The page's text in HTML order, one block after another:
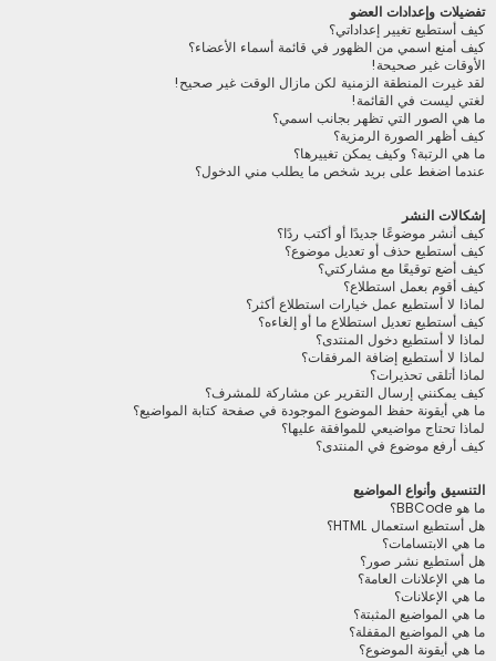
تفضيلات وإعدادات العضو
كيف أستطيع تغيير إعداداتي؟
كيف أمنع اسمي من الظهور في قائمة أسماء الأعضاء؟
الأوقات غير صحيحة!
لقد غيرت المنطقة الزمنية لكن مازال الوقت غير صحيح!
لغتي ليست في القائمة!
ما هي الصور التي تظهر بجانب اسمي؟
كيف أظهر الصورة الرمزية؟
ما هي الرتبة؟ وكيف يمكن تغييرها؟
عندما اضغط على بريد شخص ما يطلب مني الدخول؟
إشكالات النشر
كيف أنشر موضوعًا جديدًا أو أكتب ردًا؟
كيف أستطيع حذف أو تعديل موضوع؟
كيف أضع توقيعًا مع مشاركتي؟
كيف أقوم بعمل استطلاع؟
لماذا لا أستطيع عمل خيارات استطلاع أكثر؟
كيف أستطيع تعديل استطلاع ما أو إلغاءه؟
لماذا لا أستطيع دخول المنتدى؟
لماذا لا أستطيع إضافة المرفقات؟
لماذا أتلقى تحذيرات؟
كيف يمكنني إرسال التقرير عن مشاركة للمشرف؟
ما هي أيقونة حفظ الموضوع الموجودة في صفحة كتابة المواضيع؟
لماذا تحتاج مواضيعي للموافقة عليها؟
كيف أرفع موضوع في المنتدى؟
التنسيق وأنواع المواضيع
ما هو BBCode؟
هل أستطيع استعمال HTML؟
ما هي الابتسامات؟
هل أستطيع نشر صور؟
ما هي الإعلانات العامة؟
ما هي الإعلانات؟
ما هي المواضيع المثبتة؟
ما هي المواضيع المقفلة؟
ما هي أيقونة الموضوع؟